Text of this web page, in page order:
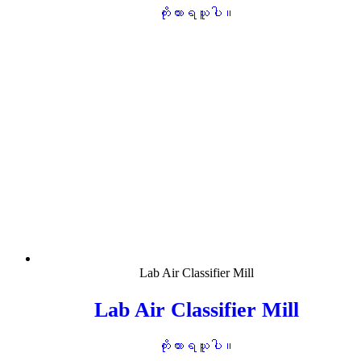
ကိုးကားရယူပါ။
Lab Air Classifier Mill
Lab Air Classifier Mill
ကိုးကားရယူပါ။